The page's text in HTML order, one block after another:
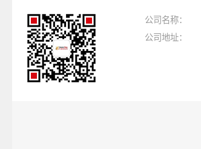
公司名称：
公司地址：